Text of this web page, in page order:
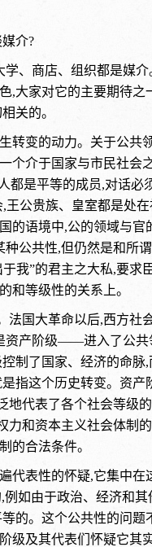
介?
、商店、组织都是媒
,大家对它的主要期待之
关的。
转变的动力。关于公共
介于国家与市民社会
都是平等的成员,对话必
公贵族、皇室都是处
的语境中,公的领域与
公共性,但仍然是和所
我”的君主之大私,要求
和等级性的关系上。
国大革命以后,西方社
产阶级——进入了公共
制了国家、经济的命
指这个历史转变。资
代表了各个社会等级
和资本主义社会体制
的合法条件。
代表性的怀疑,它集中
如由于政治、经济和
的。这个公共性的问
级及其代表们怀疑它其